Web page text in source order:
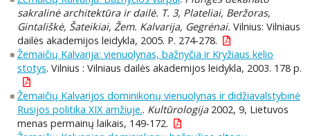
sakralinė architektūra ir dailė. T. 3, Plateliai, Beržoras,
Gintališkė, Šateikiai, Žem. Kalvarija, Gegrėnai. Vilnius: Vilniaus
dailės akademijos leidykla, 2005. P. 274-278.
Žemaičių Kalvarija: vienuolynas, bažnyčia ir Kryžiaus kelio
stotys. Vilnius : Vilniaus dailės akademijos leidykla, 2003. 178 p.
Žemaičių Kalvarijos dominikonų vienuolynas ir didžiavalstybinė
Rusijos politika XIX amžiuje.. Kultūrologija2002, 9, Lietuvos
menas permainų laikais, 149-172.